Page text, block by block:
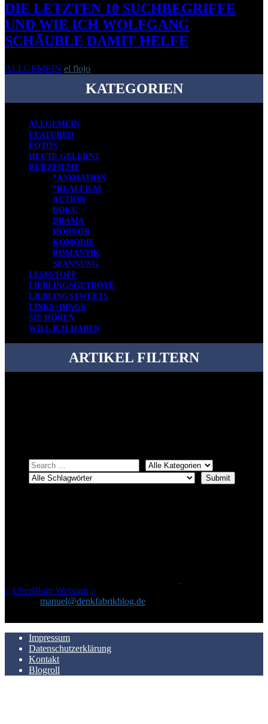
DIE LETZTEN 10 SUCHBEGRIFFE
UND WIE ICH WOLFGANG
SCHÄUBLE DAMIT HELFE
ALLGEMEIN el flojo
KATEGORIEN
ALLGEMEIN
FEATURED
FOTOS
HEUTE GELERNT
KURZFILME
*ANIMATION
*REALFILM
ACTION
DOKU
DRAMA
HORROR
KOMÖDIE
ROMANTIK
SPANNUNG
LESESTOFF
LIEBLINGSGETRÖTE
LIEBLINGSTWEETS
LINKS+DINGS
SIE HÖREN
WILL ICH HABEN
ARTIKEL FILTERN
< UberBlogr Webring >
manuel@denkfabrikblog.de
Impressum
Datenschutzerklärung
Kontakt
Blogroll